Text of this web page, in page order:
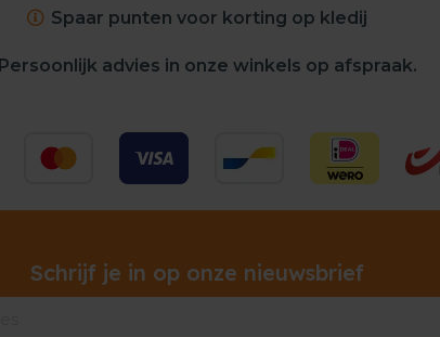
Spaar punten voor korting op kledij
Persoonlijk advies in onze winkels op afspraak.
Schrijf je in op onze nieuwsbrief